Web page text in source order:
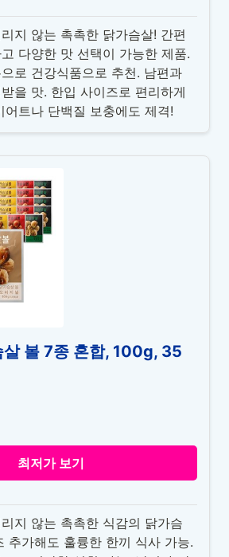
지 않는 촉촉한 닭가슴살! 간편
다양한 맛 선택이 가능한 제품.
로 건강식품으로 추천. 남편과
을 맛. 한입 사이즈로 편리하게
어트나 단백질 보충에도 제격!
살 볼 7종 혼합, 100g, 35
최저가 보기
지 않는 촉촉한 식감의 닭가슴
추가해도 훌륭한 한끼 식사 가능.